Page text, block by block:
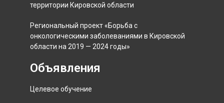
территории Кировской области
Региональный проект «Борьба с
онкологическими заболеваниями в Кировской
области на 2019 — 2024 годы»
Объявления
Целевое обучение